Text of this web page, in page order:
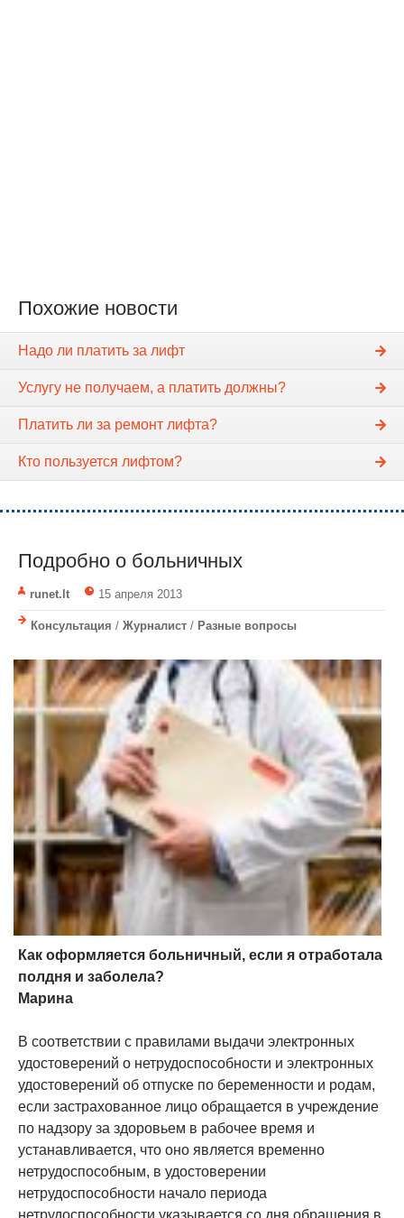
Похожие новости
Надо ли платить за лифт
Услугу не получаем, а платить должны?
Платить ли за ремонт лифта?
Кто пользуется лифтом?
Подробно о больничных
runet.lt 15 апреля 2013
Консультация / Журналист / Разные вопросы
Как оформляется больничный, если я отработала
полдня и заболела?
Марина
В соответствии с правилами выдачи электронных
удостоверений о нетрудоспособности и электронных
удостоверений об отпуске по беременности и родам,
если застрахованное лицо обращается в учреждение
по надзору за здоровьем в рабочее время и
устанавливается, что оно является временно
нетрудоспособным, в удостоверении
нетрудоспособности начало периода